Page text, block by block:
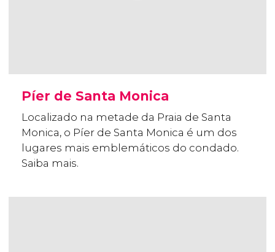
Píer de Santa Monica
Localizado na metade da Praia de Santa
Monica, o Píer de Santa Monica é um dos
lugares mais emblemáticos do condado.
Saiba mais.